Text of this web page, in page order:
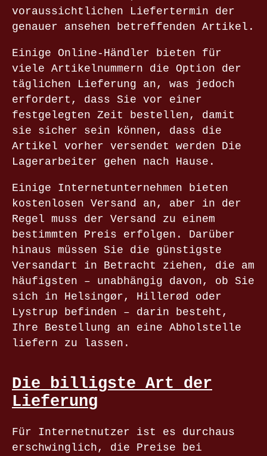
voraussichtlichen Liefertermin der
genauer ansehen betreffenden Artikel.
Einige Online-Händler bieten für
viele Artikelnummern die Option der
täglichen Lieferung an, was jedoch
erfordert, dass Sie vor einer
festgelegten Zeit bestellen, damit
sie sicher sein können, dass die
Artikel vorher versendet werden Die
Lagerarbeiter gehen nach Hause.
Einige Internetunternehmen bieten
kostenlosen Versand an, aber in der
Regel muss der Versand zu einem
bestimmten Preis erfolgen. Darüber
hinaus müssen Sie die günstigste
Versandart in Betracht ziehen, die am
häufigsten – unabhängig davon, ob Sie
sich in Helsingør, Hillerød oder
Lystrup befinden – darin besteht,
Ihre Bestellung an eine Abholstelle
liefern zu lassen.
Die billigste Art der
Lieferung
Für Internetnutzer ist es durchaus
erschwinglich, die Preise bei